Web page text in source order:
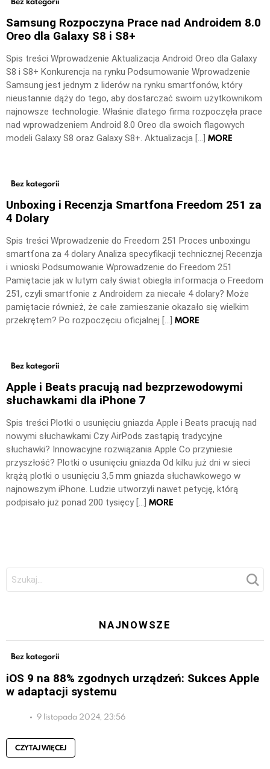
Samsung Rozpoczyna Prace nad Androidem 8.0
Oreo dla Galaxy S8 i S8+
Spis treści Wprowadzenie Aktualizacja Android Oreo dla Galaxy
S8 i S8+ Konkurencja na rynku Podsumowanie Wprowadzenie
Samsung jest jednym z liderów na rynku smartfonów, który
nieustannie dąży do tego, aby dostarczać swoim użytkownikom
najnowsze technologie. Właśnie dlatego firma rozpoczęła prace
nad wprowadzeniem Android 8.0 Oreo dla swoich flagowych
modeli Galaxy S8 oraz Galaxy S8+. Aktualizacja […] MORE
Bez kategorii
Unboxing i Recenzja Smartfona Freedom 251 za
4 Dolary
Spis treści Wprowadzenie do Freedom 251 Proces unboxingu
smartfona za 4 dolary Analiza specyfikacji technicznej Recenzja
i wnioski Podsumowanie Wprowadzenie do Freedom 251
Pamiętacie jak w lutym cały świat obiegła informacja o Freedom
251, czyli smartfonie z Androidem za niecałe 4 dolary? Może
pamiętacie również, że całe zamieszanie okazało się wielkim
przekrętem? Po rozpoczęciu oficjalnej […] MORE
Bez kategorii
Apple i Beats pracują nad bezprzewodowymi
słuchawkami dla iPhone 7
Spis treści Plotki o usunięciu gniazda Apple i Beats pracują nad
nowymi słuchawkami Czy AirPods zastąpią tradycyjne
słuchawki? Innowacyjne rozwiązania Apple Co przyniesie
przyszłość? Plotki o usunięciu gniazda Od kilku już dni w sieci
krążą plotki o usunięciu 3,5 mm gniazda słuchawkowego w
najnowszym iPhone. Ludzie utworzyli nawet petycję, którą
podpisało już ponad 200 tysięcy […] MORE
NAJNOWSZE
Bez kategorii
iOS 9 na 88% zgodnych urządzeń: Sukces Apple
w adaptacji systemu
9 listopada 2024, 23:56
CZYTAJ WIĘCEJ